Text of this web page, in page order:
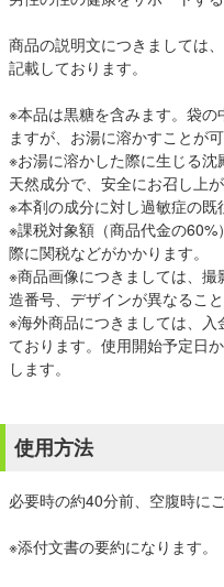
商品の説明文につきましては
記載しております。
※本品は黒糖を含みます。袋
ますが、お湯に溶かすことが
※お湯に溶かした際に生じる
天然成分で、安全にお召し上
※本剤の成分に対し過敏症の既
※課税対象額（商品代金の
際に関税などがかかります。
※商品画像につきましては、
造番号、デザインが異なること
※海外商品につきましては、
ております。使用開始予定日
します。
使用方法
必要時の約40分前、空腹時に
※添付文書の要約になります。